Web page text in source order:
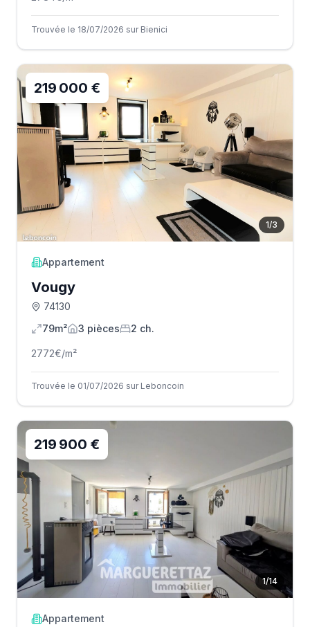
Trouvée le 18/07/2026 sur Bienici
1/3
219 000 €
Appartement
Vougy
74130
79m²
3 pièces 2 ch.
2772€/m²
Trouvée le 01/07/2026 sur Leboncoin
1/14
219 900 €
Appartement